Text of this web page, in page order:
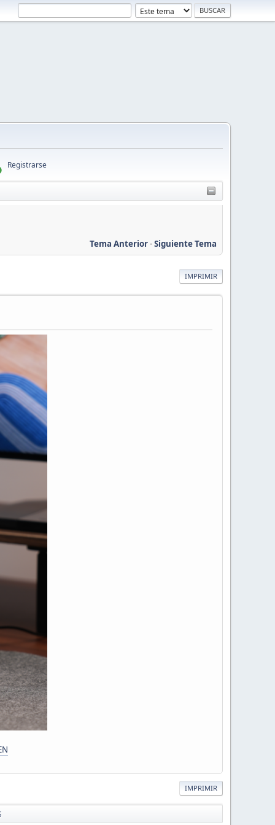
Registrarse
Tema Anterior-Siguiente Tema
IMPRIMIR
IMPRIMIR